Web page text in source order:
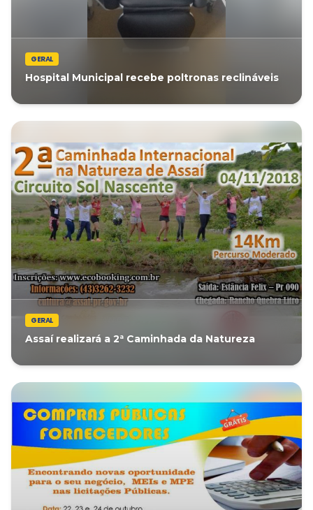
GERAL
Hospital Municipal recebe poltronas reclináveis
GERAL
Assaí realizará a 2ª Caminhada da Natureza